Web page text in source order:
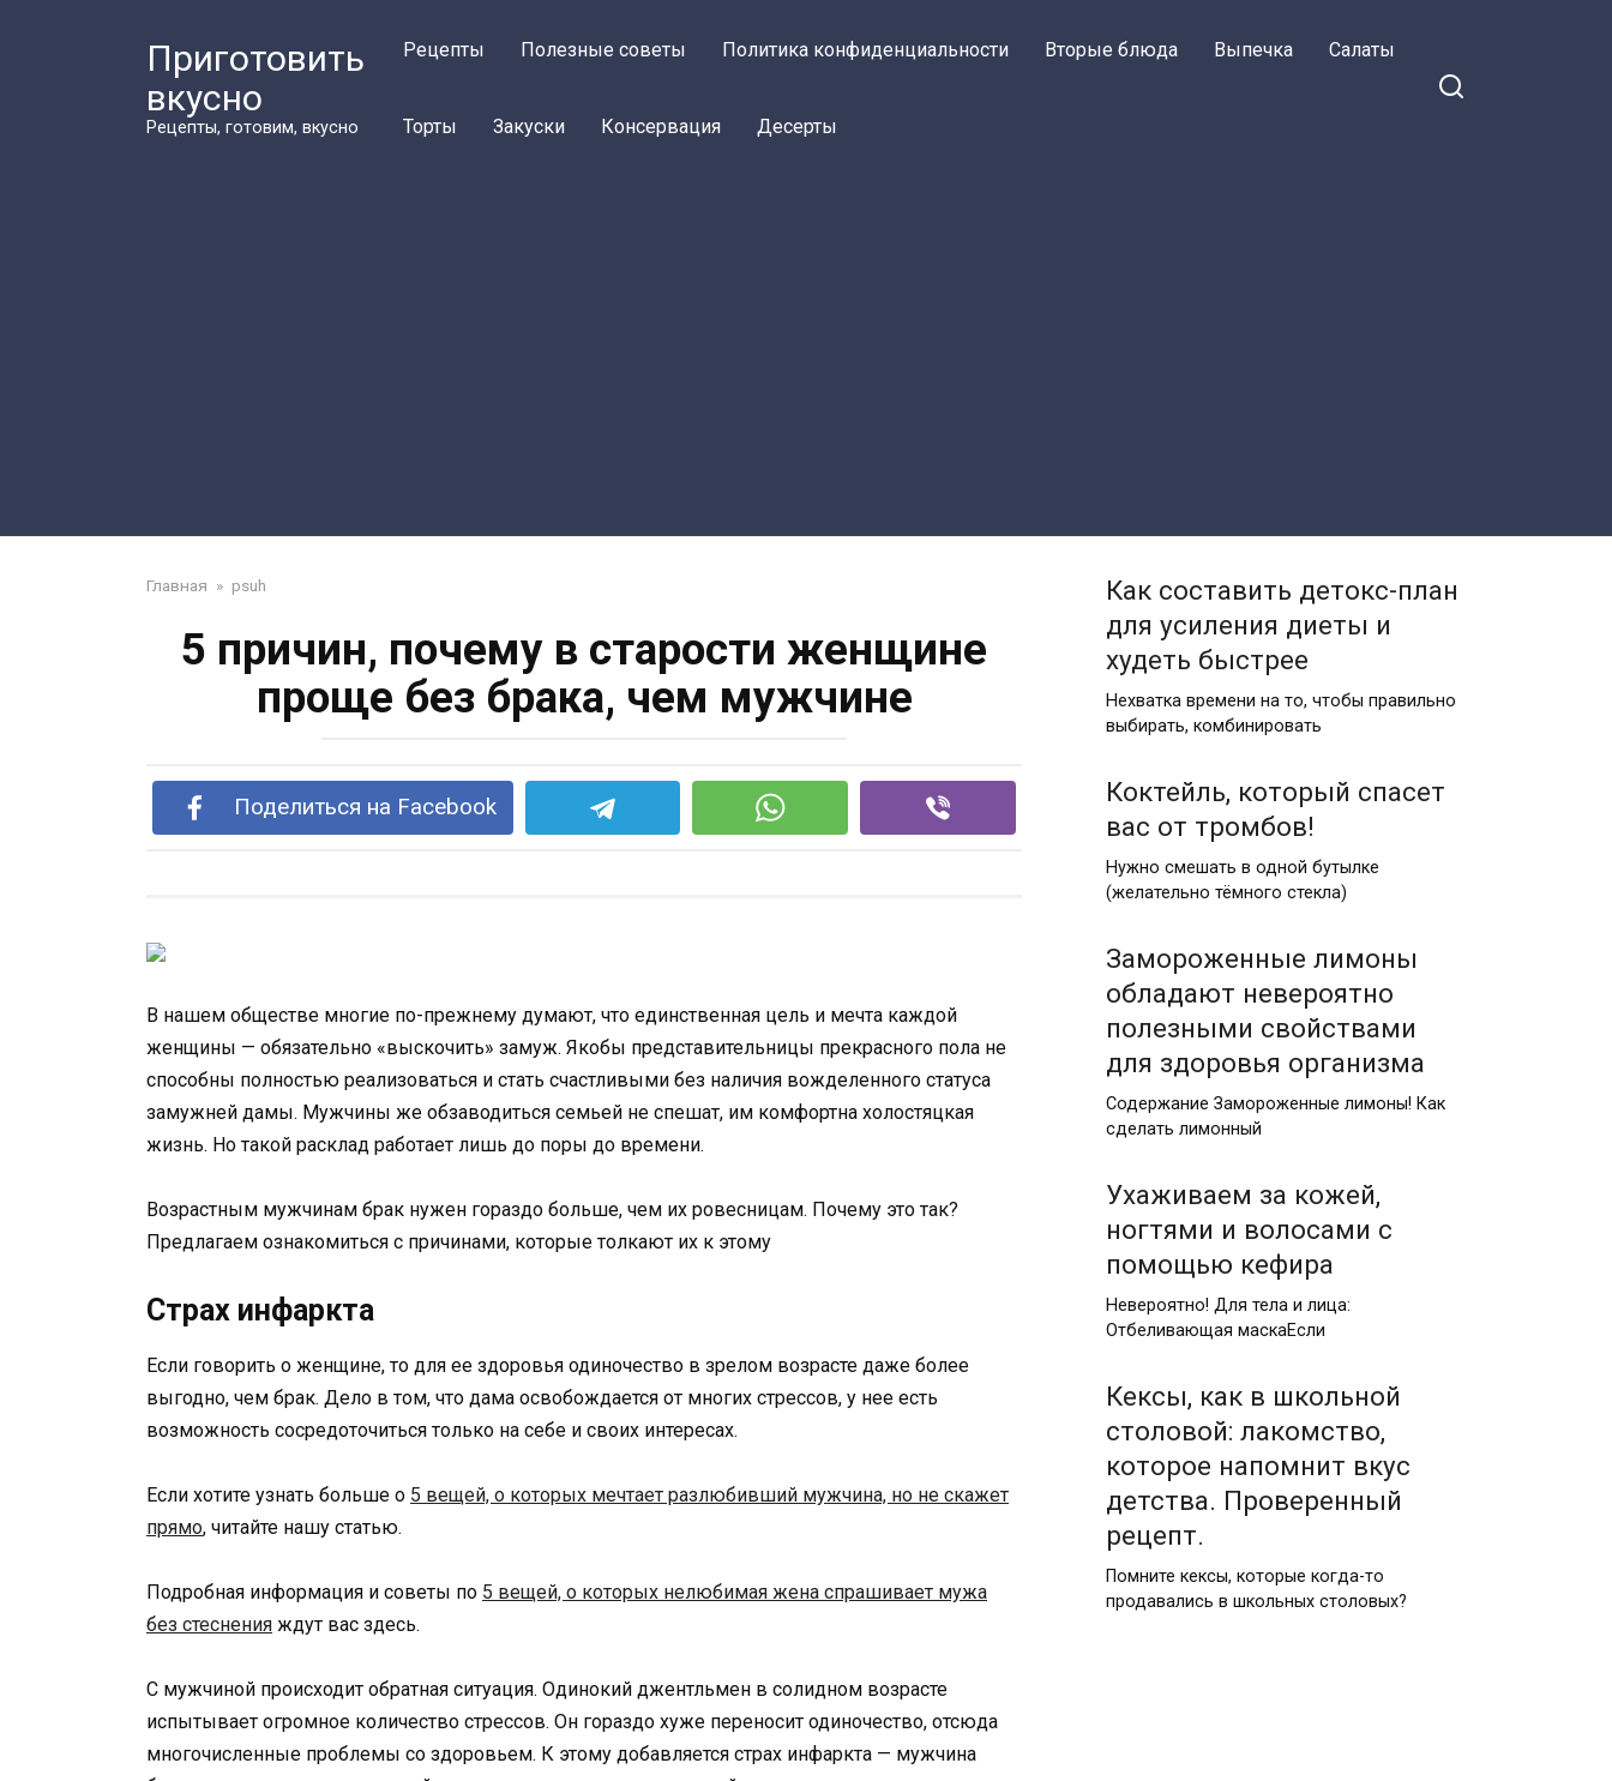
Приготовить
вкусно
Рецепты, готовим, вкусно
Рецепты Полезные советы Политика конфиденциальности Вторые блюда Выпечка Салаты
Торты Закуски Консервация Десерты
Главная » psuh
5 причин, почему в старости женщине
проще без брака, чем мужчине
Поделиться на Facebook
В нашем обществе многие по-прежнему думают, что единственная цель и мечта каждой
женщины — обязательно «выскочить» замуж. Якобы представительницы прекрасного пола не
способны полностью реализоваться и стать счастливыми без наличия вожделенного статуса
замужней дамы. Мужчины же обзаводиться семьей не спешат, им комфортна холостяцкая
жизнь. Но такой расклад работает лишь до поры до времени.
Возрастным мужчинам брак нужен гораздо больше, чем их ровесницам. Почему это так?
Предлагаем ознакомиться с причинами, которые толкают их к этому
Страх инфаркта
Если говорить о женщине, то для ее здоровья одиночество в зрелом возрасте даже более
выгодно, чем брак. Дело в том, что дама освобождается от многих стрессов, у нее есть
возможность сосредоточиться только на себе и своих интересах.
Если хотите узнать больше о 5 вещей, о которых мечтает разлюбивший мужчина, но не скажет
прямо, читайте нашу статью.
Подробная информация и советы по 5 вещей, о которых нелюбимая жена спрашивает мужа
без стеснения ждут вас здесь.
С мужчиной происходит обратная ситуация. Одинокий джентльмен в солидном возрасте
испытывает огромное количество стрессов. Он гораздо хуже переносит одиночество, отсюда
многочисленные проблемы со здоровьем. К этому добавляется страх инфаркта — мужчина
Как составить детокс-план
для усиления диеты и
худеть быстрее
Нехватка времени на то, чтобы правильно
выбирать, комбинировать
Коктейль, который спасет
вас от тромбов!
Нужно смешать в одной бутылке
(желательно тёмного стекла)
Замороженные лимоны
обладают невероятно
полезными свойствами
для здоровья организма
Содержание Замороженные лимоны! Как
сделать лимонный
Ухаживаем за кожей,
ногтями и волосами с
помощью кефира
Невероятно! Для тела и лица:
Отбеливающая маскаЕсли
Кексы, как в школьной
столовой: лакомство,
которое напомнит вкус
детства. Проверенный
рецепт.
Помните кексы, которые когда-то
продавались в школьных столовых?